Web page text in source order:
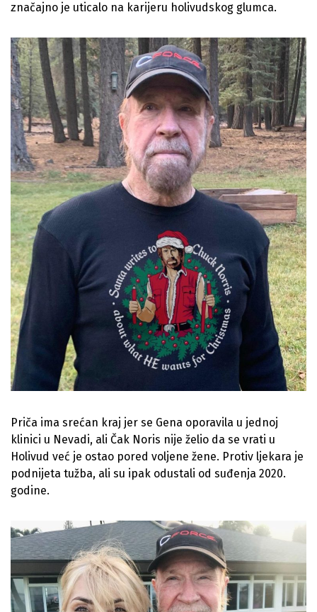
značajno je uticalo na karijeru holivudskog glumca.
Priča ima srećan kraj jer se Gena oporavila u jednoj
klinici u Nevadi, ali Čak Noris nije želio da se vrati u
Holivud već je ostao pored voljene žene. Protiv ljekara je
podnijeta tužba, ali su ipak odustali od suđenja 2020.
godine.